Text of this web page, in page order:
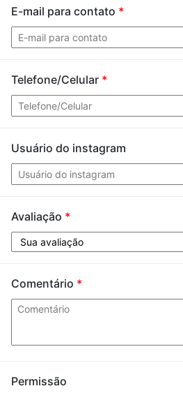
E-mail para contato *
Telefone/Celular *
Usuário do instagram
Avaliação *
Comentário *
Permissão